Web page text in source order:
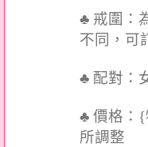
♣ 戒圍：
不同，可
♣ 配對：
♣ 價格：{
所調整